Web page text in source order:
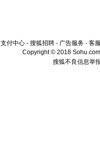
支付中心 - 搜狐招聘 - 广告服务 - 客
Copyright © 2018
搜狐不良信息举